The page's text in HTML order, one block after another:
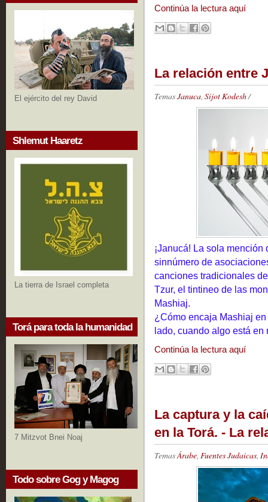
El ejército del rey David
Shlemut Haaretz
La tierra de Israel completa
Torá para toda la humanidad
7 Mitzvot Bnei Noaj
Todo sobre Gog y Magog
Continúa la lectura aquí
La relación entre
TemasJanuca, Sijot Kodesh/
¡Janucá! La sola
sinnúmero de
canciones tradicionales
Tzur, el tintineo de las
Mashiaj.
¿Cómo encaja Mashiaj
lado, cuando algo está en
Continúa la lectura aquí
La captura y la
en la Torá. - La
TemasÁrabe Fuentes Judaicas